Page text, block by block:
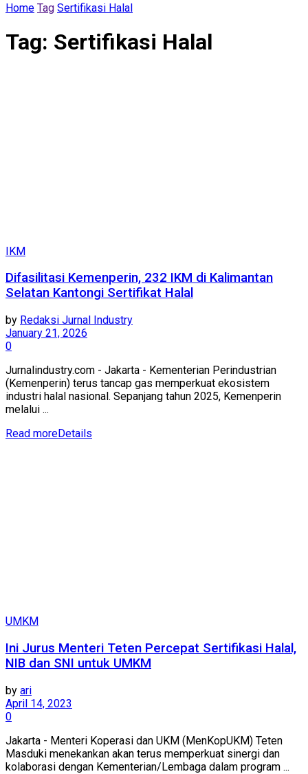
Home Tag Sertifikasi Halal
Tag: Sertifikasi Halal
IKM
Difasilitasi Kemenperin, 232 IKM di Kalimantan
Selatan Kantongi Sertifikat Halal
by Redaksi Jurnal Industry
January 21, 2026
0
Jurnalindustry.com - Jakarta - Kementerian Perindustrian
(Kemenperin) terus tancap gas memperkuat ekosistem
industri halal nasional. Sepanjang tahun 2025, Kemenperin
melalui ...
Read moreDetails
UMKM
Ini Jurus Menteri Teten Percepat Sertifikasi Halal,
NIB dan SNI untuk UMKM
by ari
April 14, 2023
0
Jakarta - Menteri Koperasi dan UKM (MenKopUKM) Teten
Masduki menekankan akan terus memperkuat sinergi dan
kolaborasi dengan Kementerian/Lembaga dalam program ...